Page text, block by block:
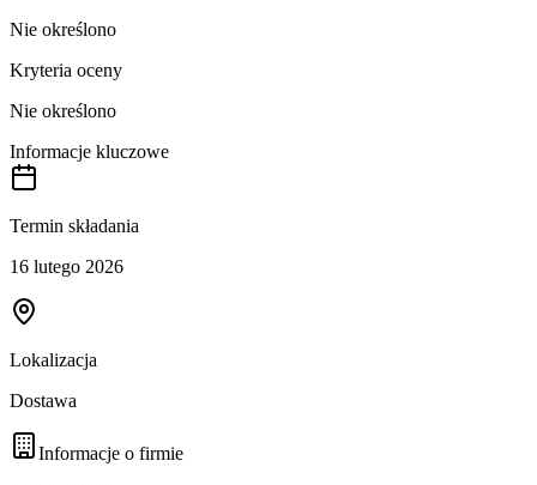
Nie określono
Kryteria oceny
Nie określono
Informacje kluczowe
Termin składania
16 lutego 2026
Lokalizacja
Dostawa
Informacje o firmie